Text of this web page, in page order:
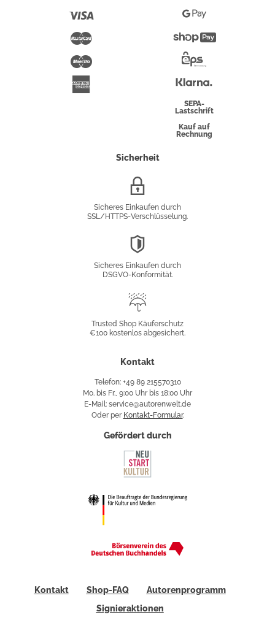
Maestro
Pay
Google
PayShopify
Überweisung
SEPA-
Lastschrift
Kauf auf
Rechnung
Sicherheit
Sicheres Einkaufen durch
SSL/HTTPS-Verschlüsselung.
Sicheres Einkaufen durch
DSGVO-Konformität.
Käuferschutz
Trusted Shop Käuferschutz
€100 kostenlos abgesichert.
Kontakt
Telefon: +49 89 215570310
Mo. bis Fr., 9:00 Uhr bis 18:00 Uhr
E-Mail: service@autorenwelt.de
Oder per Kontakt-Formular.
Gefördert durch
Kontakt Shop-FAQ
Autorenprogramm
Signieraktionen